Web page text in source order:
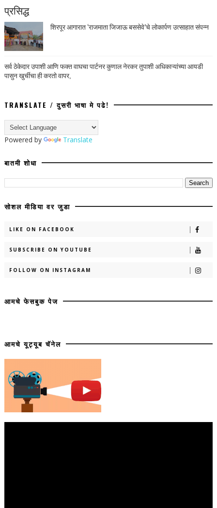
प्रसिद्ध
शिरपूर आगारात ‘राजमाता जिजाऊ बससेवे’चे लोकार्पण उत्साहात संपन्न
सर्व ठेकेदार उपाशी आणि फक्त वाघचा पार्टनर कुणाल नेरकर तुपाशी अधिकाऱ्यांच्या आयडी
पासुन खुर्चीचा ही करतो वापर,
TRANSLATE / दुसरी भाषा मे पढे!
Powered by Translate
बातमी शोधा
सोशल मीडिया वर जुडा
LIKE ON FACEBOOK
SUBSCRIBE ON YOUTUBE
FOLLOW ON INSTAGRAM
आमचे फेसबुक पेज
आमचे यूट्यूब चॅनेल